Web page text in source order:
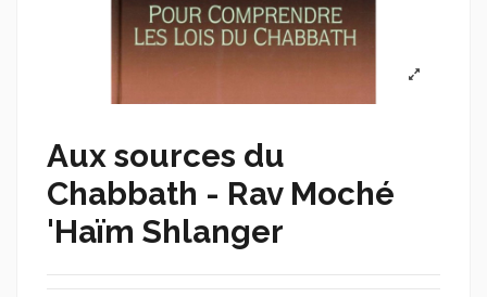
Aux sources du
Chabbath - Rav Moché
'Haïm Shlanger